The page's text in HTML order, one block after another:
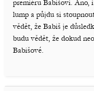
premiéru Babišovi. Ano,
lump a půjdu si
vědět, že Babiš je
budu vědět, že dokud
Babišové.